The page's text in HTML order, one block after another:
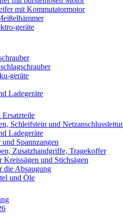
mit Kommutatormotor
geräte
geräte
Ladegeräte
Schleifstein und
Ladegeräte
und Spannzangen
Zusatzhandgriffe, Tragekoffer
Kreissägen und Stichsägen
die Absaugung
und Öle